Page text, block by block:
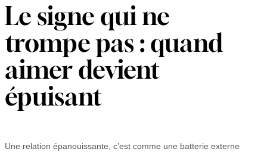
Le signe qui ne
trompe pas : quand
aimer devient
épuisant
Une relation épanouissante, c’est comme une batterie externe